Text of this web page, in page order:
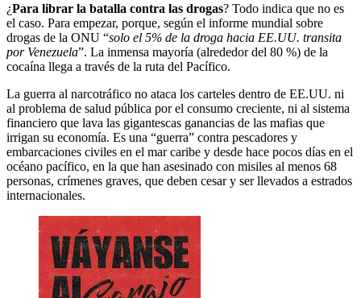
¿Para librar la batalla contra las drogas? Todo indica que no es
el caso. Para empezar, porque, según el informe mundial sobre
drogas de la ONU “solo el 5% de la droga hacia EE.UU. transita
por Venezuela”. La inmensa mayoría (alrededor del 80 %) de la
cocaína llega a través de la ruta del Pacífico.
La guerra al narcotráfico no ataca los carteles dentro de EE.UU. ni
al problema de salud pública por el consumo creciente, ni al sistema
financiero que lava las gigantescas ganancias de las mafias que
irrigan su economía. Es una “guerra” contra pescadores y
embarcaciones civiles en el mar caribe y desde hace pocos días en el
océano pacífico, en la que han asesinado con misiles al menos 68
personas, crímenes graves, que deben cesar y ser llevados a estrados
internacionales.